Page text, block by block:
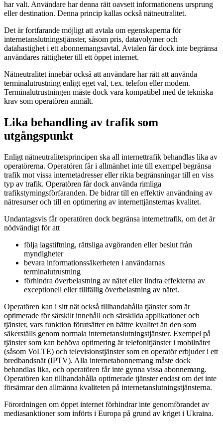
har valt. Användare har denna rätt oavsett informationens ursprung
eller destination. Denna princip kallas också nätneutralitet.
Det är fortfarande möjligt att avtala om egenskaperna för
internetanslutningstjänster, såsom pris, datavolymer och
datahastighet i ett abonnemangsavtal. Avtalen får dock inte begränsa
användares rättigheter till ett öppet internet.
Nätneutralitet innebär också att användare har rätt att använda
terminalutrustning enligt eget val, t.ex. telefon eller modem.
Terminalutrustningen måste dock vara kompatibel med de tekniska
krav som operatören anmält.
Lika behandling av trafik som
utgångspunkt
Enligt nätneutralitetsprincipen ska all internettrafik behandlas lika av
operatörerna. Operatören får i allmänhet inte till exempel begränsa
trafik mot vissa internetadresser eller rikta begränsningar till en viss
typ av trafik. Operatören får dock använda rimliga
trafikstyrningsförfaranden. De bidrar till en effektiv användning av
nätresurser och till en optimering av internettjänsternas kvalitet.
Undantagsvis får operatören dock begränsa internettrafik, om det är
nödvändigt för att
följa lagstiftning, rättsliga avgöranden eller beslut från
myndigheter
bevara informationssäkerheten i användarnas
terminalutrustning
förhindra överbelastning av nätet eller lindra effekterna av
exceptionell eller tillfällig överbelastning av nätet.
Operatören kan i sitt nät också tillhandahålla tjänster som är
optimerade för särskilt innehåll och särskilda applikationer och
tjänster, vars funktion förutsätter en bättre kvalitet än den som
säkerställs genom normala internetanslutningstjänster. Exempel på
tjänster som kan behöva optimering är telefonitjänster i mobilnätet
(såsom VoLTE) och televisionstjänster som en operatör erbjuder i ett
bredbandsnät (IPTV). Alla internetabonnemang måste dock
behandlas lika, och operatören får inte gynna vissa abonnemang.
Operatören kan tillhandahålla optimerade tjänster endast om det inte
försämrar den allmänna kvaliteten på internetanslutningstjänsterna.
Förordningen om öppet internet förhindrar inte genomförandet av
mediasanktioner som införts i Europa på grund av kriget i Ukraina.